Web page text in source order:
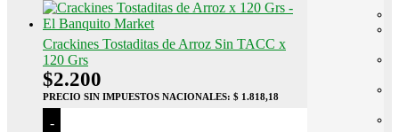
Crackines Tostaditas de Arroz Sin TACC x
120 Grs
$2.200
PRECIO SIN IMPUESTOS NACIONALES: $ 1.818,18
-